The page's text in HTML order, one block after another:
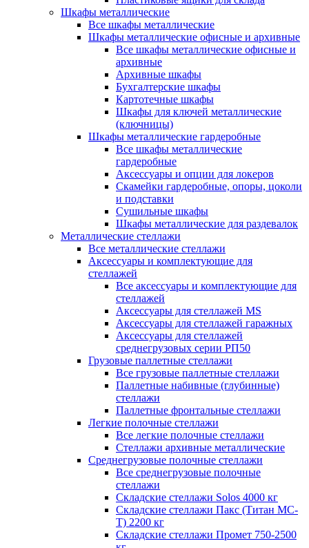
Шкафы металлические
Все шкафы металлические
Шкафы металлические офисные и архивные
Все шкафы металлические офисные и
архивные
Архивные шкафы
Бухгалтерские шкафы
Картотечные шкафы
Шкафы для ключей металлические
(ключницы)
Шкафы металлические гардеробные
Все шкафы металлические
гардеробные
Аксессуары и опции для локеров
Скамейки гардеробные, опоры, цоколи
и подставки
Сушильные шкафы
Шкафы металлические для раздевалок
Металлические стеллажи
Все металлические стеллажи
Аксессуары и комплектующие для
стеллажей
Все аксессуары и комплектующие для
стеллажей
Аксессуары для стеллажей MS
Аксессуары для стеллажей гаражных
Аксессуары для стеллажей
среднегрузовых серии РП50
Грузовые паллетные стеллажи
Все грузовые паллетные стеллажи
Паллетные набивные (глубинные)
стеллажи
Паллетные фронтальные стеллажи
Легкие полочные стеллажи
Все легкие полочные стеллажи
Стеллажи архивные металлические
Среднегрузовые полочные стеллажи
Все среднегрузовые полочные
стеллажи
Складские стеллажи Solos 4000 кг
Складские стеллажи Пакс (Титан МС-
Т) 2200 кг
Складские стеллажи Промет 750-2500